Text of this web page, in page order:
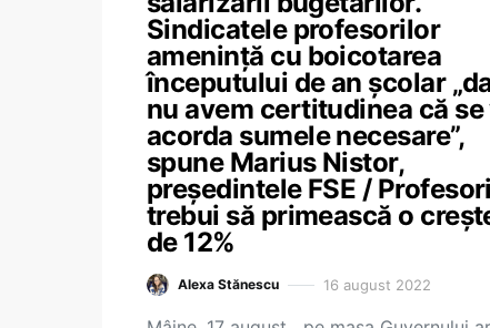
Sindicatele profesorilor
amenință cu boicotarea
începutului de an școlar
nu avem certitudinea că
acorda sumele necesare”,
spune Marius Nistor,
președintele FSE /
trebui să primească o
de 12%
Alexa Stănescu 16 august 2022